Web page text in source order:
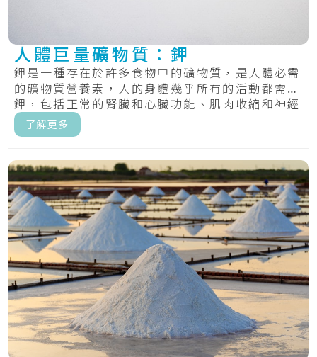
人體巨量礦物質：鉀
鉀是一種存在於許多食物中的礦物質，是人體必需
的礦物質營養素，人的身體幾乎所有的活動都需要
鉀，包括正常的腎臟和心臟功能、肌肉收縮和神經
傳遞...
了解更多